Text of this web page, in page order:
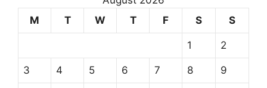
M
T W T F S S
1 2
3 4 5 6 7 8 9